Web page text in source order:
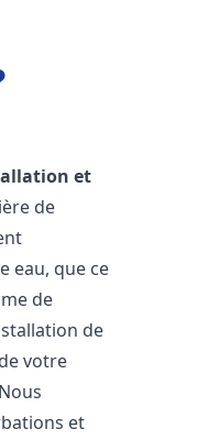
et
de
eau, que ce
de
de
votre
et